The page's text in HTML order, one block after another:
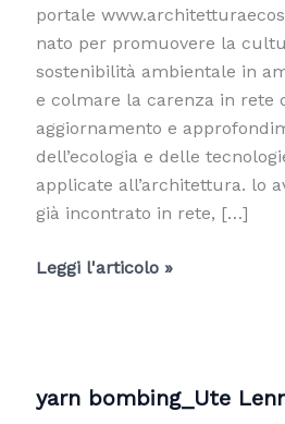
portale
nato per promuovere la
sostenibilità ambientale in
e colmare la carenza in rete
aggiornamento e
dell’ecologia e delle
applicate all’architettura. lo
già incontrato in rete, […]
Come
semi
Leggi l'articolo »
yarn bombing_Ute